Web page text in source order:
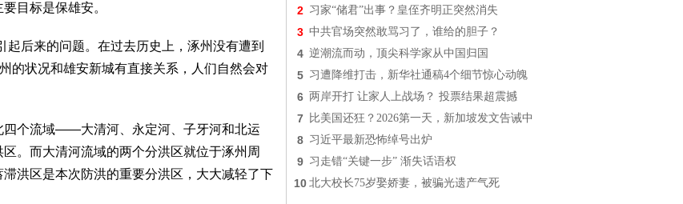
目标是保雄安。
后来的问题。在过去历史上，涿州没有遭到
的状况和雄安新城有直接关系，人们自然会对
四个流域——大清河、永定河、子牙河和北运
。而大清河流域的两个分洪区就位于涿州周
洪区是本次防洪的重要分洪区，大大减轻了下
2 习家“储君”出事？皇侄齐明正突然消失
3 中共官场突然敢骂习了，谁给的胆子？
4 逆潮流而动，顶尖科学家从中国归国
5 习遭降维打击，新华社通稿4个细节惊心动魄
6 两岸开打 让家人上战场？ 投票结果超震撼
7 比美国还狂？2026第一天，新加坡发文告诫中
8 习近平最新恐怖绰号出炉
9 习走错“关键一步” 渐失话语权
10 北大校长75岁娶娇妻，被骗光遗产气死